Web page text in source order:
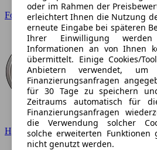
Ford
Hyundai
oder im Rahmen der
erleichtert Ihnen die Nutzung
erneute Eingabe bei späteren
Ihrer Einwilligung werden
Informationen an von Ihnen
übermittelt. Einige Cookies/
Anbietern verwendet,
Finanzierungsanfragen
für 30 Tage zu speichern
Zeitraums automatisch für
Finanzierungsanfragen
die Verwendung solcher
solche erweiterten Funktionen
nicht genutzt werden.